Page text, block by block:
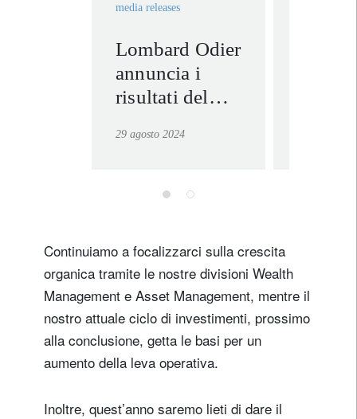
media releases
Lombard Odier
annuncia i
risultati del
2024 e
tra i suoi
29 agosto 2024
per
la
Continuiamo a focalizzarci sulla crescita
organica tramite le nostre divisioni Wealth
Management e Asset Management, mentre il
nostro attuale ciclo di investimenti, prossimo
alla conclusione, getta le basi per un
aumento della leva operativa.
Inoltre, quest’anno saremo lieti di dare il